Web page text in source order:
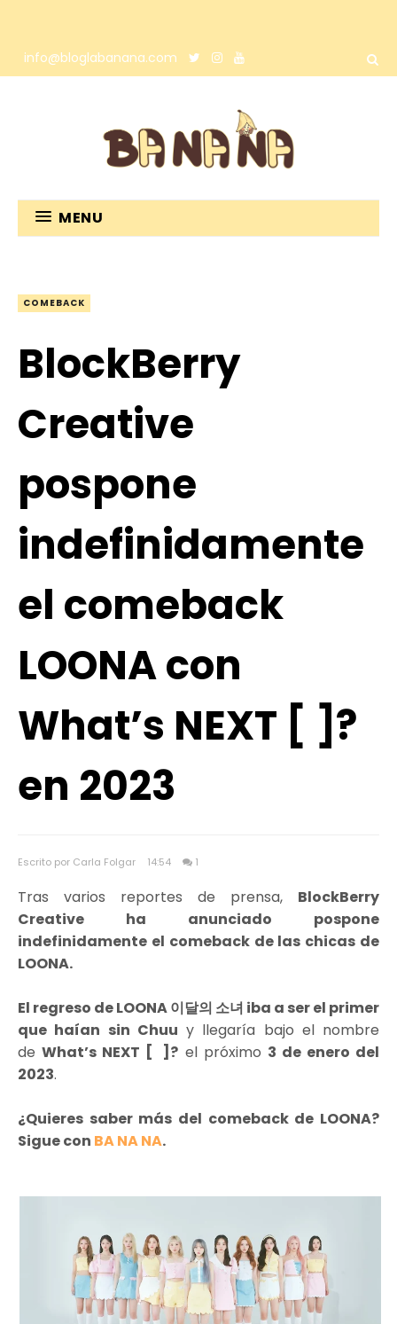
info@bloglabanana.com
MENU
COMEBACK
BlockBerry
Creative
pospone
indefinidamente
el comeback
LOONA con
What’s NEXT [ ]?
en 2023
Escrito por Carla Folgar 14:54 1
Tras varios reportes de prensa, BlockBerry
Creative ha anunciado pospone
indefinidamente el comeback de las chicas de
LOONA.
El regreso de LOONA 이달의 소녀 iba a ser el primer
que haían sin Chuu y llegaría bajo el nombre
deWhat’s NEXT [ ]? el próximo 3 de enero del
2023.
¿Quieres saber más del comeback de LOONA?
Sigue con BA NA NA.